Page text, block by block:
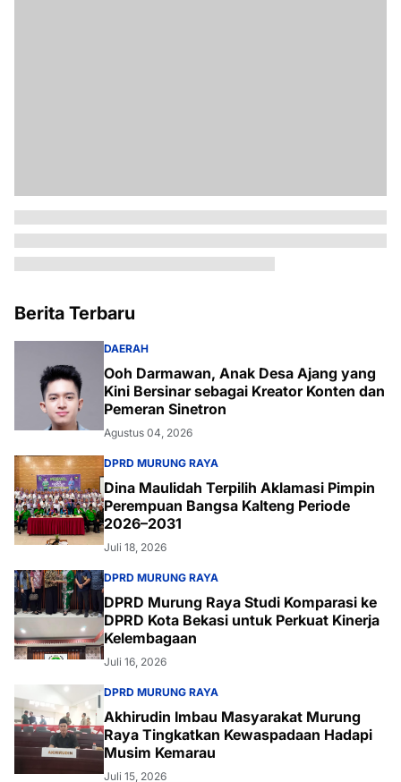
Berita Terbaru
DAERAH
Ooh Darmawan, Anak Desa Ajang yang
Kini Bersinar sebagai Kreator Konten dan
Pemeran Sinetron
Agustus 04, 2026
DPRD MURUNG RAYA
Dina Maulidah Terpilih Aklamasi Pimpin
Perempuan Bangsa Kalteng Periode
2026–2031
Juli 18, 2026
DPRD MURUNG RAYA
DPRD Murung Raya Studi Komparasi ke
DPRD Kota Bekasi untuk Perkuat Kinerja
Kelembagaan
Juli 16, 2026
DPRD MURUNG RAYA
Akhirudin Imbau Masyarakat Murung
Raya Tingkatkan Kewaspadaan Hadapi
Musim Kemarau
Juli 15, 2026